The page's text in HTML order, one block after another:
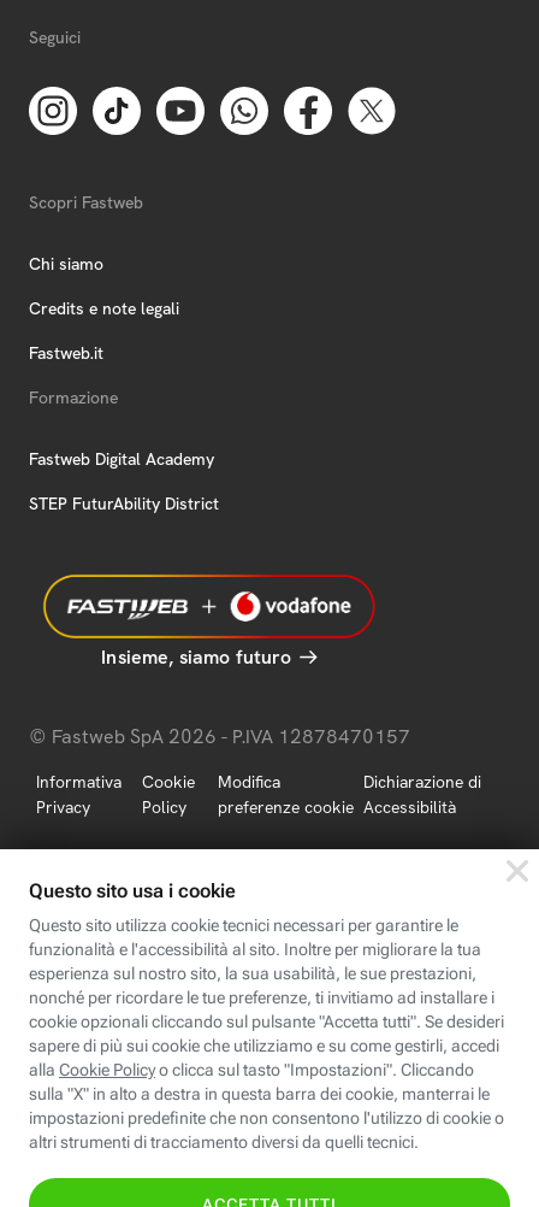
Seguici
Scopri Fastweb
Chi siamo
Credits e note legali
Fastweb.it
Formazione
Fastweb Digital Academy
STEP FuturAbility District
Insieme, siamo futuro
© Fastweb SpA 2026 - P.IVA 12878470157
Informativa
Privacy
Cookie
Policy
Modifica
preferenze cookie
Dichiarazione di
Accessibilità